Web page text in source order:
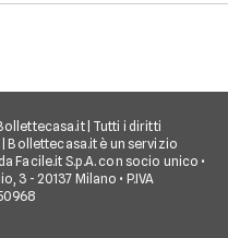
| Tutti i diritti
Bollettecasa.it è un servizio
Facile.it S.p.A. con socio unico •
3 - 20137 Milano • P.IVA